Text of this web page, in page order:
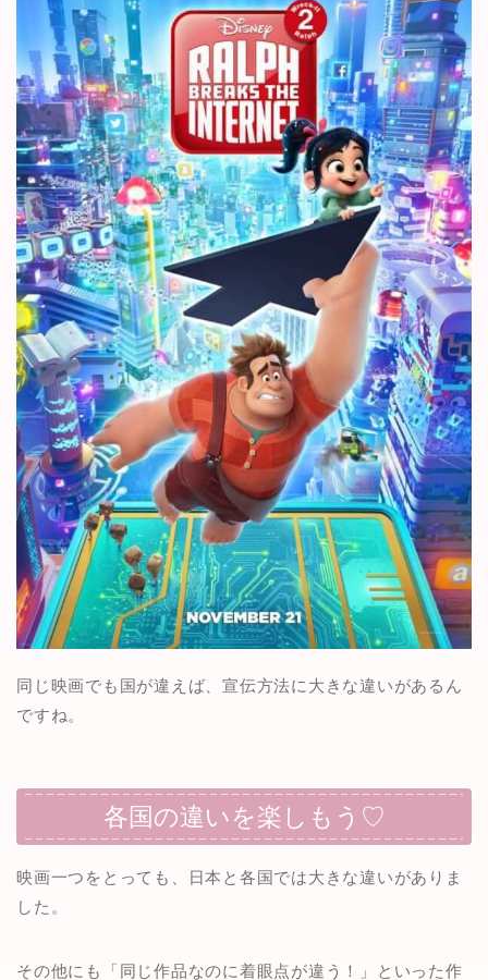
同じ映画でも国が違えば、宣伝方法に大きな違いがあるん
ですね。
各国の違いを楽しもう♡
映画一つをとっても、日本と各国では大きな違いがありま
した。
その他にも「同じ作品なのに着眼点が違う！」といった作